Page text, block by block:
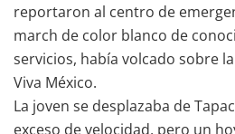
reportaron al centro de
march de color blanco de
servicios, había volcado sobre
Viva México.
La joven se desplazaba de
exceso de velocidad, pero un